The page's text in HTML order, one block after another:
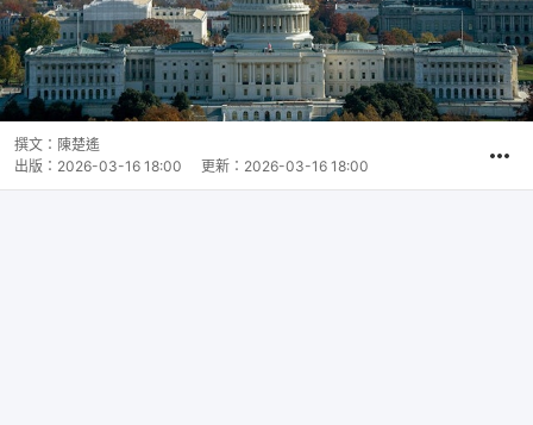
撰文： 陳楚遙
出版： 2026-03-16 18:00 更新： 2026-03-16 18:00